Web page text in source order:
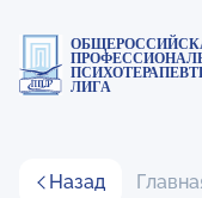
ЛИГА
Назад